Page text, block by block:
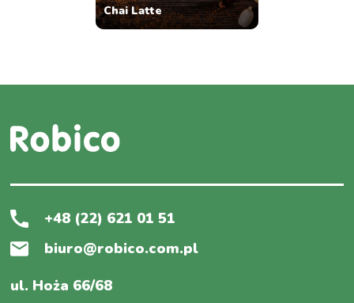
Chai Latte
+48 (22) 621 01 51
biuro@robico.com.pl
ul. Hoża 66/68